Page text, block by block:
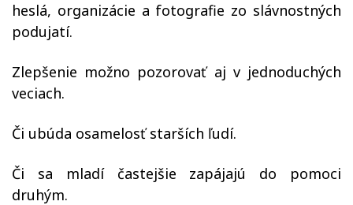
heslá, organizácie a fotografie zo slávnostných
podujatí.
Zlepšenie možno pozorovať aj v jednoduchých
veciach.
Či ubúda osamelosť starších ľudí.
Či sa mladí častejšie zapájajú do pomoci
druhým.